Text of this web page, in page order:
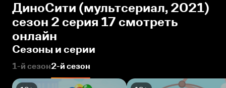
ДиноСити (мультсериал, 2021)
сезон 2 серия 17 смотреть
онлайн
Сезоны и серии
1-й сезон2-й сезон